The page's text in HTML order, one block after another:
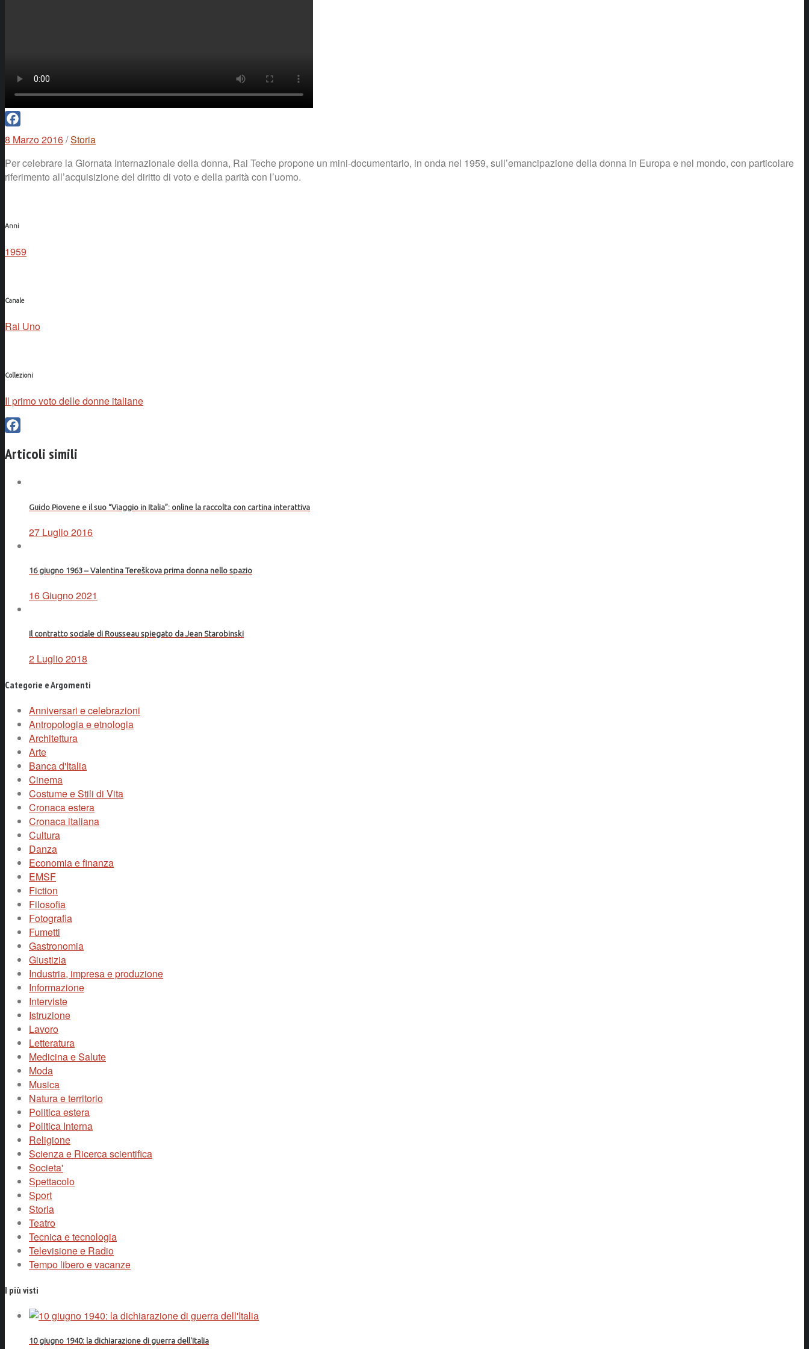
Facebook
8 Marzo 2016/Storia
Per celebrare la Giornata Internazionale della donna, Rai Teche propone un mini-documentario, in onda nel 1959, sull’emancipazione della donna in Europa e nel mondo, con particolare
riferimento all’acquisizione del diritto di voto e della parità con l’uomo.
Anni
1959
Canale
Rai Uno
Collezioni
Il primo voto delle donne italiane
Articoli simili
Guido Piovene e il suo “Viaggio in Italia”: online la raccolta con cartina interattiva
27 Luglio 2016
16 giugno 1963 – Valentina Tereškova prima donna nello spazio
16 Giugno 2021
Il contratto sociale di Rousseau spiegato da Jean Starobinski
2 Luglio 2018
Categorie e Argomenti
Anniversari e celebrazioni
Antropologia e etnologia
Architettura
Arte
Banca d'Italia
Cinema
Costume e Stili di Vita
Cronaca estera
Cronaca italiana
Cultura
Danza
Economia e finanza
EMSF
Fiction
Filosofia
Fotografia
Fumetti
Gastronomia
Giustizia
Industria, impresa e produzione
Informazione
Interviste
Istruzione
Lavoro
Letteratura
Medicina e Salute
Moda
Musica
Natura e territorio
Politica estera
Politica Interna
Religione
Scienza e Ricerca scientifica
Societa'
Spettacolo
Sport
Storia
Teatro
Tecnica e tecnologia
Televisione e Radio
Tempo libero e vacanze
I più visti
10 giugno 1940: la dichiarazione di guerra dell'Italia